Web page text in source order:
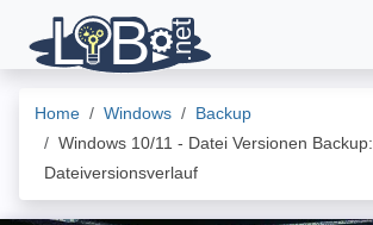
Home Windows
Backup
Windows 10/11 - Datei Versionen Backup:
Dateiversionsverlauf